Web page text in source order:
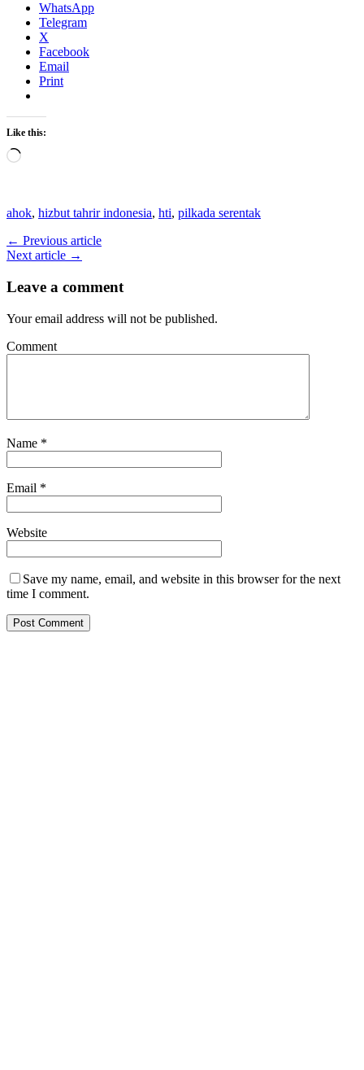
WhatsApp
Telegram
X
Facebook
Email
Print
Like this:
Loading…
ahok, hizbut tahrir indonesia, hti, pilkada serentak
← Previous article
Next article →
Leave a comment
Your email address will not be published.
Comment
Name *
Email *
Website
Save my name, email, and website in this browser for the next
time I comment.